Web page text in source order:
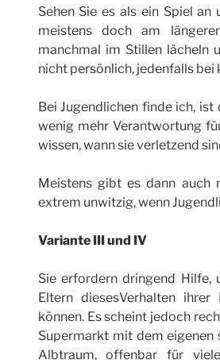
Sehen Sie es als ein Spiel
meistens doch am
manchmal im Stillen lächeln
nicht persönlich, jedenfalls bei
Bei Jugendlichen finde ich,
wenig mehr Verantwortung
wissen, wann sie verletzend
Meistens gibt es dann auch
extrem unwitzig, wenn
Variante III und IV
Sie erfordern dringend Hilfe,
Eltern diesesVerhalten
können. Es scheint jedoch
Supermarkt mit dem eigenen
Albtraum, offenbar für